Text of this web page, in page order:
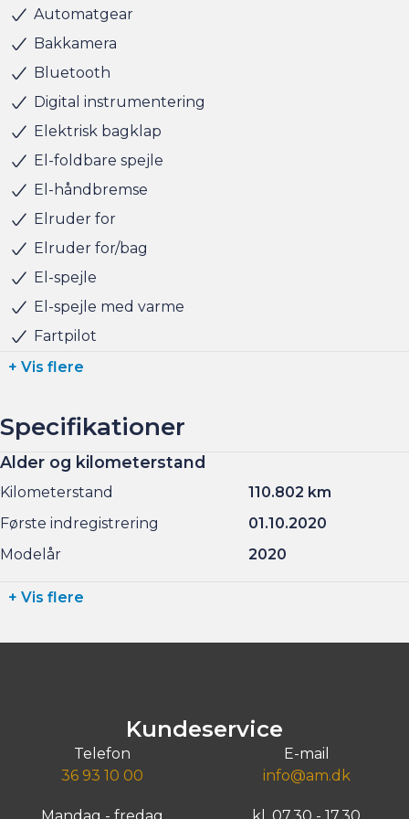
Har du behov for et billån, så kan vi hjælpe med
finansiering til markedets bedste priser og vilkår, og vi
hvis du har behov for at få afsat den.
Vi ses i Søborg
Automatgear
Bakkamera
Bluetooth
Digital instrumentering
Elektrisk bagklap
El-foldbare spejle
El-håndbremse
Elruder for
Elruder for/bag
El-spejle
El-spejle med varme
Fartpilot
+ Vis flere
Specifikationer
Alder og kilometerstand
Kilometerstand
110.802 km
Første indregistrering
01.10.2020
Modelår
2020
+ Vis flere
Kundeservice
Telefon
36 93 10 00
E-mail
info@am.dk